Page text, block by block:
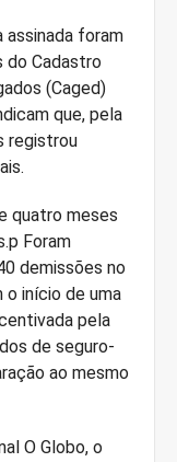
assinada foram
do Cadastro
(Caged)
que, pela
registrou
quatro meses
Foram
demissões no
o início de uma
pela
de seguro-
ao mesmo
O Globo, o